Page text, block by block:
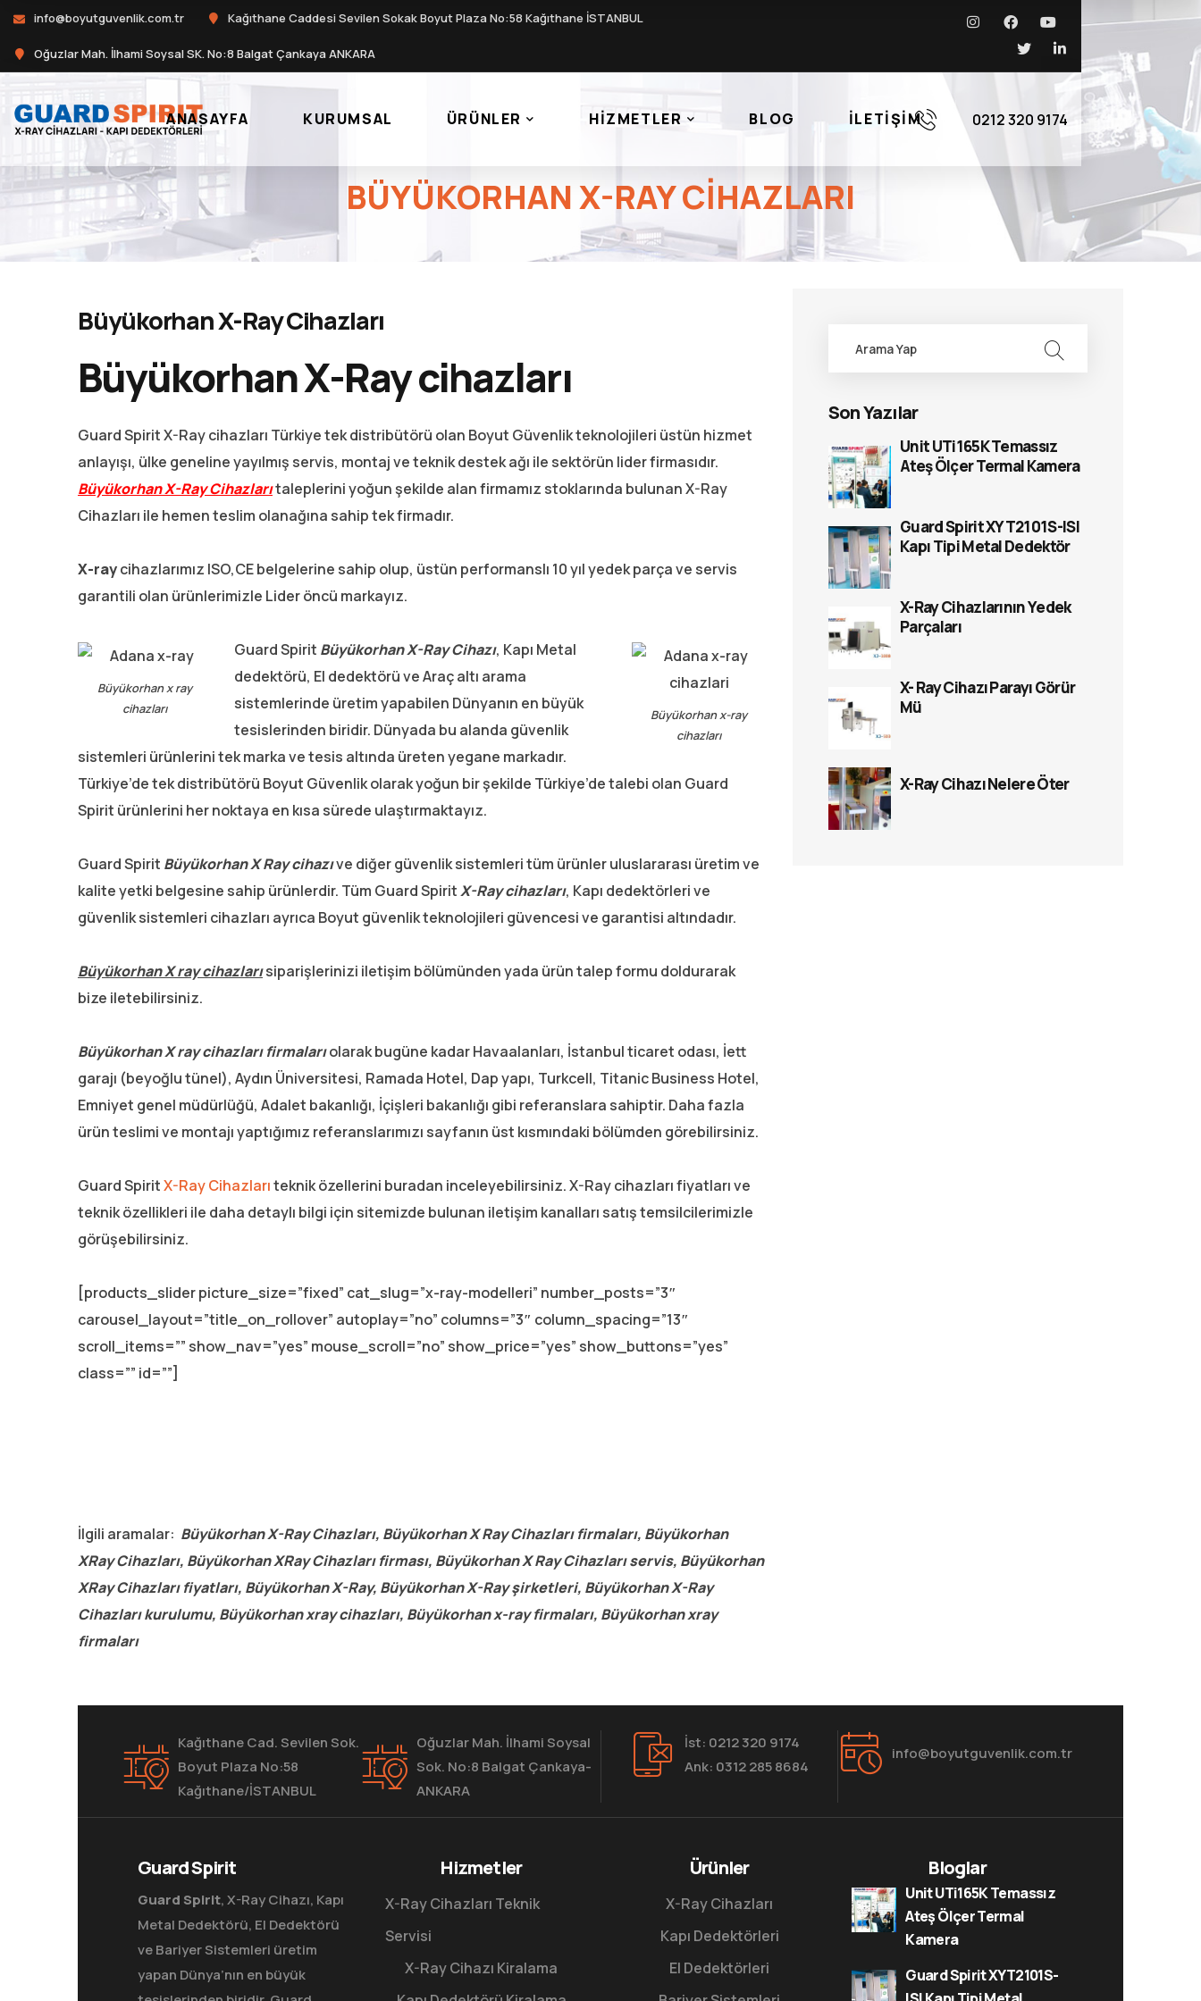
info@boyutguvenlik.com.tr Kağıthane Caddesi Sevilen Sokak Boyut Plaza No:58 Kağıthane İSTANBUL
Oğuzlar Mah. İlhami Soysal SK. No:8 Balgat Çankaya ANKARA
ANASAYFA KURUMSAL ÜRÜNLER HIZMETLER BLOG İLETIŞIM 0212 320 9174
BÜYÜKORHAN X-RAY CIHAZLARI
Büyükorhan X-Ray Cihazları
Büyükorhan X-Ray cihazları
Guard Spirit X-Ray cihazları Türkiye tek distribütörü olan Boyut Güvenlik teknolojileri üstün hizmet
anlayışı, ülke geneline yayılmış servis, montaj ve teknik destek ağı ile sektörün lider firmasıdır.
Büyükorhan X-Ray Cihazlarıtaleplerini yoğun şekilde alan firmamız stoklarında bulunan X-Ray
Cihazları ile hemen teslim olanağına sahip tek firmadır.
X-raycihazlarımız ISO,CE belgelerine sahip olup, üstün performanslı 10 yıl yedek parça ve servis
garantili olan ürünlerimizle Lider öncü markayız.
Büyükorhan x ray
cihazları
Büyükorhan x-ray
cihazları
Guard Spirit BüyükorhanX-Ray Cihazı, Kapı Metal
dedektörü, El dedektörü ve Araç altı arama
sistemlerinde üretim yapabilen Dünyanın en büyük
tesislerinden biridir. Dünyada bu alanda güvenlik
sistemleri ürünlerini tek marka ve tesis altında üreten yegane markadır.
Türkiye’de tek distribütörü Boyut Güvenlik olarak yoğun bir şekilde Türkiye’de talebi olan Guard
Spirit ürünlerini her noktaya en kısa sürede ulaştırmaktayız.
Guard Spirit BüyükorhanX Ray cihazıve diğer güvenlik sistemleri tüm ürünler uluslararası üretim ve
kalite yetki belgesine sahip ürünlerdir. Tüm Guard SpiritX-Ray cihazları, Kapı dedektörleri ve
güvenlik sistemleri cihazları ayrıca Boyut güvenlik teknolojileri güvencesi ve garantisi altındadır.
Büyükorhan X ray cihazlarısiparişlerinizi iletişim bölümünden yada ürün talep formu doldurarak
bize iletebilirsiniz.
Büyükorhan X ray cihazları firmalarıolarak bugüne kadar Havaalanları, İstanbul ticaret odası, İett
garajı (beyoğlu tünel), Aydın Üniversitesi, Ramada Hotel, Dap yapı, Turkcell, Titanic Business Hotel,
Emniyet genel müdürlüğü, Adalet bakanlığı, İçişleri bakanlığı gibi referanslara sahiptir. Daha fazla
ürün teslimi ve montajı yaptığımız referanslarımızı sayfanın üst kısmındaki bölümden görebilirsiniz.
Guard SpiritX-Ray Cihazlarıteknik özellerini buradan inceleyebilirsiniz. X-Ray cihazları fiyatları ve
teknik özellikleri ile daha detaylı bilgi için sitemizde bulunan iletişim kanalları satış temsilcilerimizle
görüşebilirsiniz.
[products_slider picture_size=”fixed” cat_slug=”x-ray-modelleri” number_posts=”3″
carousel_layout=”title_on_rollover” autoplay=”no” columns=”3″ column_spacing=”13″
scroll_items=”” show_nav=”yes” mouse_scroll=”no” show_price=”yes” show_buttons=”yes”
class=”” id=””]
İlgili aramalar: Büyükorhan X-Ray Cihazları, Büyükorhan X Ray Cihazları firmaları, Büyükorhan
XRay Cihazları, Büyükorhan XRay Cihazları firması, Büyükorhan X Ray Cihazları servis, Büyükorhan
XRay Cihazları fiyatları, Büyükorhan X-Ray, Büyükorhan X-Ray şirketleri, Büyükorhan X-Ray
Cihazları kurulumu, Büyükorhan xray cihazları, Büyükorhan x-ray firmaları, Büyükorhan xray
firmaları
Son Yazılar
Unit UTi165K Temassız
Ateş Ölçer Termal Kamera
Guard Spirit XYT2101S-ISI
Kapı Tipi Metal Dedektör
X-Ray Cihazlarının Yedek
Parçaları
X- Ray Cihazı Parayı Görür
Mü
X-Ray Cihazı Nelere Öter
Kağıthane Cad. Sevilen Sok.
Boyut Plaza No:58
Kağıthane/İSTANBUL
Oğuzlar Mah. İlhami Soysal
Sok. No:8 Balgat Çankaya-
ANKARA
İst: 0212 320 9174
Ank: 0312 285 8684
info@boyutguvenlik.com.tr
Guard Spirit
Guard Spirit, X-Ray Cihazı, Kapı
Metal Dedektörü, El Dedektörü
ve Bariyer Sistemleri üretim
yapan Dünya’nın en büyük
Hizmetler
X-Ray Cihazları Teknik
Servisi
X-Ray Cihazı Kiralama
Ürünler
X-Ray Cihazları
Kapı Dedektörleri
El Dedektörleri
Bloglar
Unit UTi165K Temassız
Ateş Ölçer Termal
Kamera
Guard Spirit XYT2101S-